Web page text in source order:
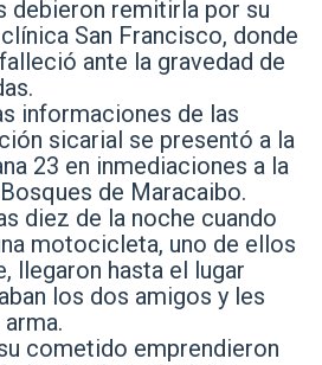
debieron remitirla por su
San Francisco, donde
ante la gravedad de
informaciones de las
sicarial se presentó a la
23 en inmediaciones a la
de Maracaibo.
diez de la noche cuando
motocicleta, uno de ellos
llegaron hasta el lugar
los dos amigos y les
cometido emprendieron